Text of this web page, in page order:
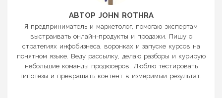
АВТОР JOHN ROTHRA
Я предприниматель и маркетолог, помогаю экспертам
выстраивать онлайн-продукты и продажи. Пишу о
стратегиях инфобизнеса, воронках и запуске курсов на
понятном языке. Веду рассылку, делаю разборы и курирую
небольшие команды продюсеров. Люблю тестировать
гипотезы и превращать контент в измеримый результат.